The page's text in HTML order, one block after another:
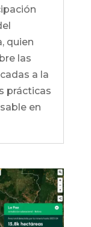
quien
las
a la
prácticas
en